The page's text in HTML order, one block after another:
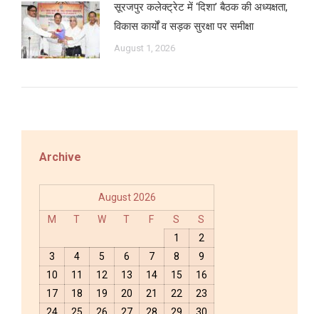
सूरजपुर कलेक्ट्रेट में ‘दिशा’ बैठक की अध्यक्षता,
विकास कार्यों व सड़क सुरक्षा पर समीक्षा
August 1, 2026
Archive
August 2026
M
T W T F S
S
1
2
3
4 5 6 7 8
9
10
11 12 13 14 15
16
17
18 19 20 21 22
23